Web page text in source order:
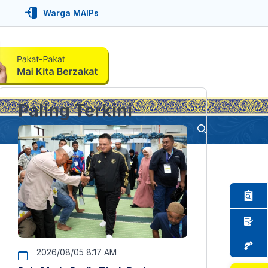
Warga MAIPs
Paling Terkini
2026/08/05 8:17 AM